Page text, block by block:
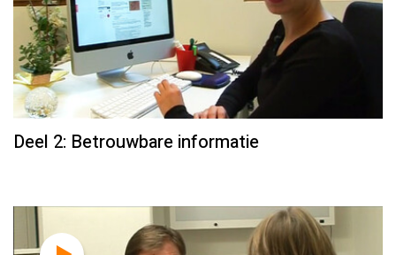
Deel 2: Betrouwbare informatie